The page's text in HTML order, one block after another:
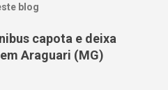
blog
capota e deixa
Araguari (MG)